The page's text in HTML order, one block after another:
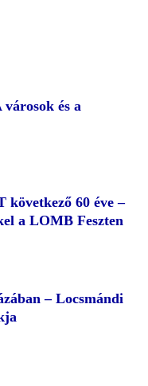
és a
60 éve –
a LOMB Feszten
– Locsmándi